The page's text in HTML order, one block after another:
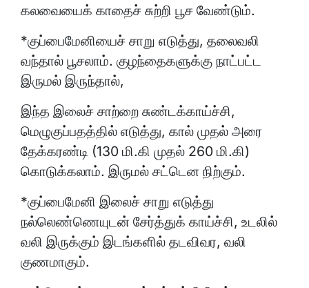
கலவையைக் காதைச் சுற்றி பூச வேண்டும்.
*குப்பைமேனியைச் சாறு எடுத்து, தலைவலி
வந்தால் பூசலாம். குழந்தைகளுக்கு நாட்பட்ட
இருமல் இருந்தால்,
இந்த இலைச் சாற்றை சுண்டக்காய்ச்சி,
மெழுகுப்பதத்தில் எடுத்து, கால் முதல் அரை
தேக்கரண்டி (130 மி.கி முதல் 260 மி.கி)
கொடுக்கலாம். இருமல் சட்டென நிற்கும்.
*குப்பைமேனி இலைச் சாறு எடுத்து
நல்லெண்ணெயுடன் சேர்த்துக் காய்ச்சி, உடலில்
வலி இருக்கும் இடங்களில் தடவிவர, வலி
குணமாகும்.